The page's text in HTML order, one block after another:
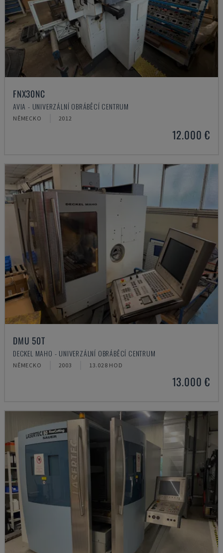
FNX30NC
AVIA - UNIVERZÁLNÍ OBRÁBĚCÍ CENTRUM
NĚMECKO 2012
12.000 €
DMU 50T
DECKEL MAHO - UNIVERZÁLNÍ OBRÁBĚCÍ CENTRUM
NĚMECKO 2003 13.028 HOD
13.000 €